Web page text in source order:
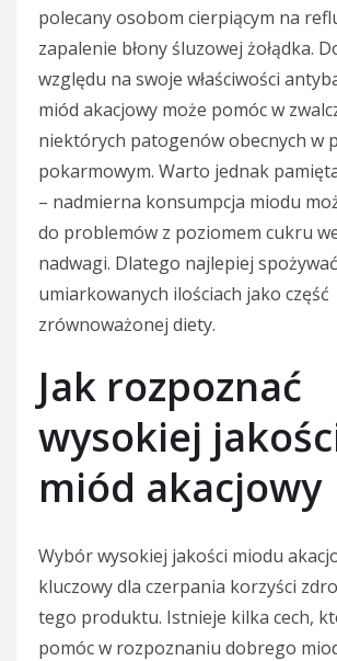
polecany osobom cierpiącym na
zapalenie błony śluzowej żołądka.
względu na swoje właściwości
miód akacjowy może pomóc w
niektórych patogenów obecnych w
pokarmowym. Warto jednak
– nadmierna konsumpcja miodu
do problemów z poziomem cukru
nadwagi. Dlatego najlepiej
umiarkowanych ilościach jako część
zrównoważonej diety.
Jak rozpoznać
wysokiej
miód akacjowy
Wybór wysokiej jakości miodu
kluczowy dla czerpania korzyści
tego produktu. Istnieje kilka cech,
pomóc w rozpoznaniu dobrego